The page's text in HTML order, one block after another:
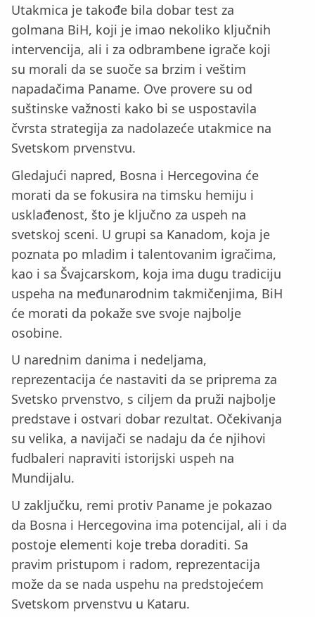
Utakmica je takođe bila dobar test za
golmana BiH, koji je imao nekoliko ključnih
intervencija, ali i za odbrambene igrače koji
su morali da se suoče sa brzim i veštim
napadačima Paname. Ove provere su od
suštinske važnosti kako bi se uspostavila
čvrsta strategija za nadolazeće utakmice na
Svetskom prvenstvu.
Gledajući napred, Bosna i Hercegovina će
morati da se fokusira na timsku hemiju i
usklađenost, što je ključno za uspeh na
svetskoj sceni. U grupi sa Kanadom, koja je
poznata po mladim i talentovanim igračima,
kao i sa Švajcarskom, koja ima dugu tradiciju
uspeha na međunarodnim takmičenjima, BiH
će morati da pokaže sve svoje najbolje
osobine.
U narednim danima i nedeljama,
reprezentacija će nastaviti da se priprema za
Svetsko prvenstvo, s ciljem da pruži najbolje
predstave i ostvari dobar rezultat. Očekivanja
su velika, a navijači se nadaju da će njihovi
fudbaleri napraviti istorijski uspeh na
Mundijalu.
U zaključku, remi protiv Paname je pokazao
da Bosna i Hercegovina ima potencijal, ali i da
postoje elementi koje treba doraditi. Sa
pravim pristupom i radom, reprezentacija
može da se nada uspehu na predstojećem
Svetskom prvenstvu u Kataru.